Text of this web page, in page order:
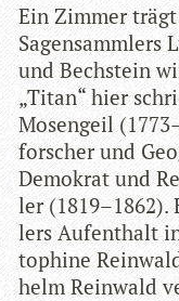
Ein Zim­mer
Sagensamm­lers
und Bech­stein
„Titan“ hier
Mosen­geil
for­scher und
Demo­krat und
ler
lers Auf­ent­halt
to­p­hine
helm Rein­wald